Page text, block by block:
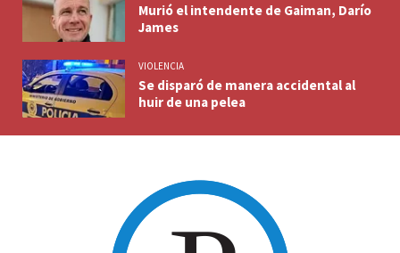
Murió el intendente de Gaiman, Darío
James
VIOLENCIA
Se disparó de manera accidental al
huir de una pelea